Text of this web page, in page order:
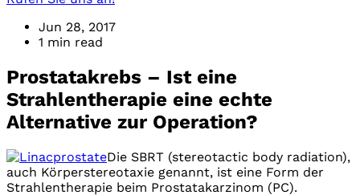
Jun 28, 2017
1 min read
Prostatakrebs – Ist eine
Strahlentherapie eine echte
Alternative zur Operation?
Die SBRT (stereotactic body radiation),
auch Körperstereotaxie genannt, ist eine Form der
Strahlentherapie beim Prostatakarzinom (PC).